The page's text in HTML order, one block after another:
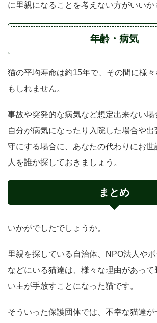
に里親になることを考えない方がいいか
年齢・病気
猫の平均寿命は約15年で、その間に様
もしれません。
事故や突発的な病気など想定出来ない場
自分が病気になったり入院した場合や出
守にする場合に、あなたの代わりにお世
人を誰か探しておきましょう。
まとめ
いかがでしたでしょうか。
里親を探している自治体、NPO法人や
などにいる猫達は、様々な理由があっ
い主が手放すことになった猫です。
そういった保護団体では、不幸な猫達が